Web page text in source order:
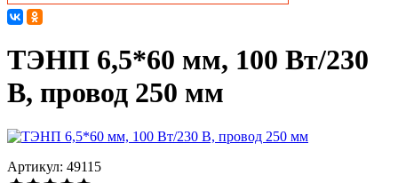
ТЭНП 6,5*60 мм, 100 Вт/230
В, провод 250 мм
Артикул: 49115